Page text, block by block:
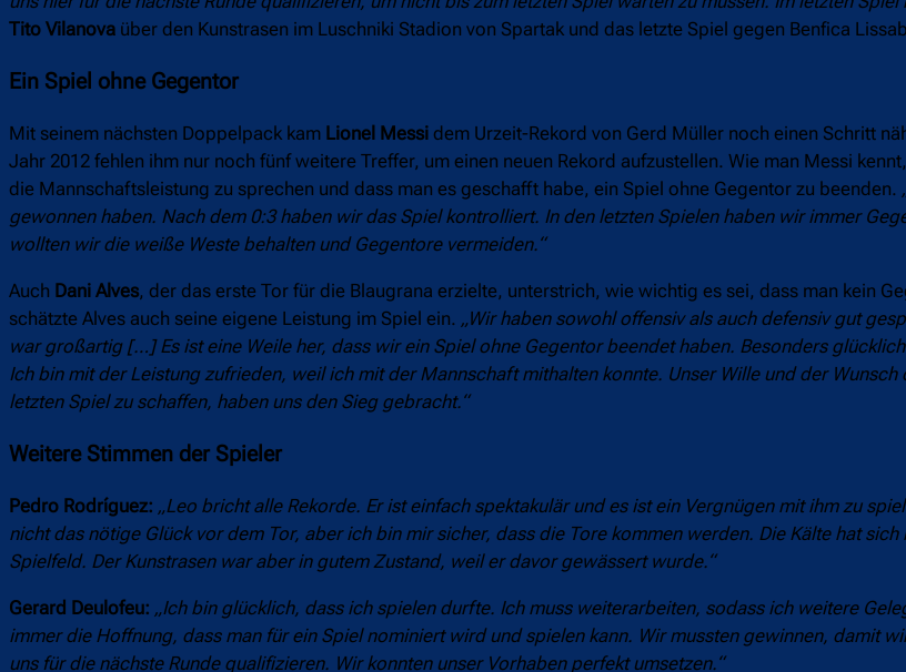
Tito Vilanova über den Kunstrasen im Luschniki Stadion von Spartak und das letzte Spiel gegen Benfica
Ein Spiel ohne Gegentor
Mit seinem nächsten Doppelpack kam Lionel Messi dem Urzeit-Rekord von Gerd Müller noch einen Schritt
Jahr 2012 fehlen ihm nur noch fünf weitere Treffer, um einen neuen Rekord aufzustellen. Wie man Messi
die Mannschaftsleistung zu sprechen und dass man es geschafft habe, ein Spiel ohne Gegentor zu beenden.
gewonnen haben. Nach dem 0:3 haben wir das Spiel kontrolliert. In den letzten Spielen haben wir immer
wollten wir die weiße Weste behalten und Gegentore vermeiden.“
Auch Dani Alves, der das erste Tor für die Blaugrana erzielte, unterstrich, wie wichtig es sei, dass man kein
schätzte Alves auch seine eigene Leistung im Spiel ein. „Wir haben sowohl offensiv als auch defensiv gut
war großartig […] Es ist eine Weile her, dass wir ein Spiel ohne Gegentor beendet haben. Besonders
Ich bin mit der Leistung zufrieden, weil ich mit der Mannschaft mithalten konnte. Unser Wille und der
letzten Spiel zu schaffen, haben uns den Sieg gebracht.“
Weitere Stimmen der Spieler
Pedro Rodríguez: „Leo bricht alle Rekorde. Er ist einfach spektakulär und es ist ein Vergnügen mit ihm zu
nicht das nötige Glück vor dem Tor, aber ich bin mir sicher, dass die Tore kommen werden. Die Kälte hat
Spielfeld. Der Kunstrasen war aber in gutem Zustand, weil er davor gewässert wurde.“
Gerard Deulofeu: „Ich bin glücklich, dass ich spielen durfte. Ich muss weiterarbeiten, sodass ich weitere
immer die Hoffnung, dass man für ein Spiel nominiert wird und spielen kann. Wir mussten gewinnen, damit
uns für die nächste Runde qualifizieren. Wir konnten unser Vorhaben perfekt umsetzen.“